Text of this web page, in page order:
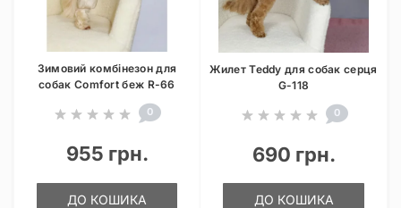
Зимовий комбінезон для
собак Comfort беж R-66
0
955 грн.
ДО КОШИКА
Жилет Teddy для собак серця
G-118
0
690 грн.
ДО КОШИКА